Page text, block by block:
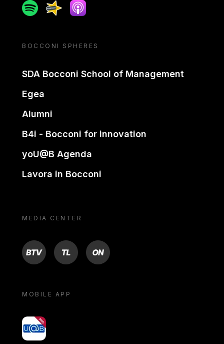
SpotifySpreakerApple podcast
BOCCONI SPHERES
SDA Bocconi School of Management
Egea
Alumni
B4i - Bocconi for innovation
yoU@B Agenda
Lavora in Bocconi
MEDIA CENTER
BTV TL ON
MOBILE APP
yoU@B